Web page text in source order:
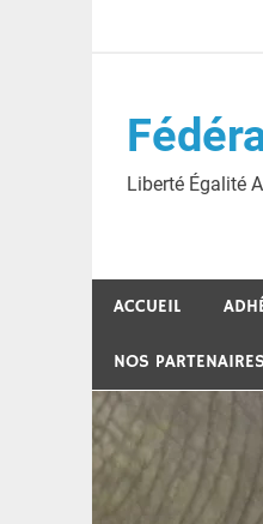
Liberté Égalité
ACCUEIL
NOS PARTENAIRES